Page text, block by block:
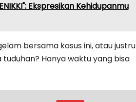
Ekspresikan Kehidupanmu
bersama kasus ini, atau justru
Hanya waktu yang bisa